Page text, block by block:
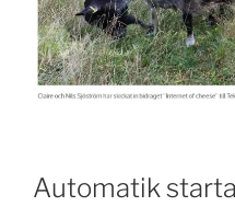
Automatik